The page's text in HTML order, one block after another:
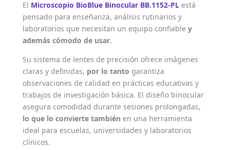
El Microscopio BioBlue Binocular BB.1152-PL está
pensado para enseñanza, análisis rutinarios y
laboratorios que necesitan un equipo confiable y
además cómodo de usar.
Su sistema de lentes de precisión ofrece imágenes
claras y definidas, por lo tanto garantiza
observaciones de calidad en prácticas educativas y
trabajos de investigación básica. El diseño binocular
asegura comodidad durante sesiones prolongadas,
lo que lo convierte también en una herramienta
ideal para escuelas, universidades y laboratorios
clínicos.